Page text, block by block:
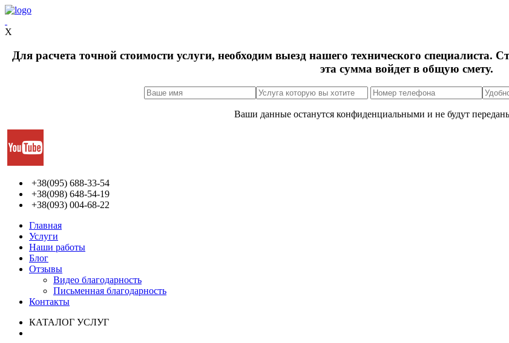
X
Для расчета точной стоимости услуги, необходим выезд нашего технического
эта сумма войдет в общую смету.
Ваши данные останутся конфиденциальными и не будут
+38(095) 688-33-54
+38(098) 648-54-19
+38(093) 004-68-22
Главная
Услуги
Наши работы
Блог
Отзывы
Видео благодарность
Письменная благодарность
Контакты
КАТАЛОГ УСЛУГ